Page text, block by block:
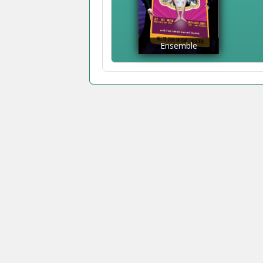
Ensemble